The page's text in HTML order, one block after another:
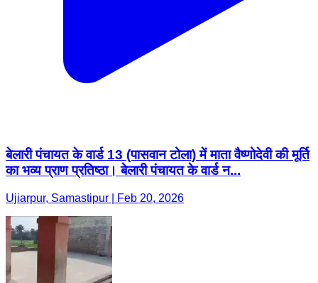
बेलारी पंचायत के वार्ड 13 (पासवान टोला) में माता वैष्णोदेवी की मूर्ति
का भव्य प्राण प्रतिष्ठा। बेलारी पंचायत के वार्ड न...
Ujiarpur, Samastipur | Feb 20, 2026